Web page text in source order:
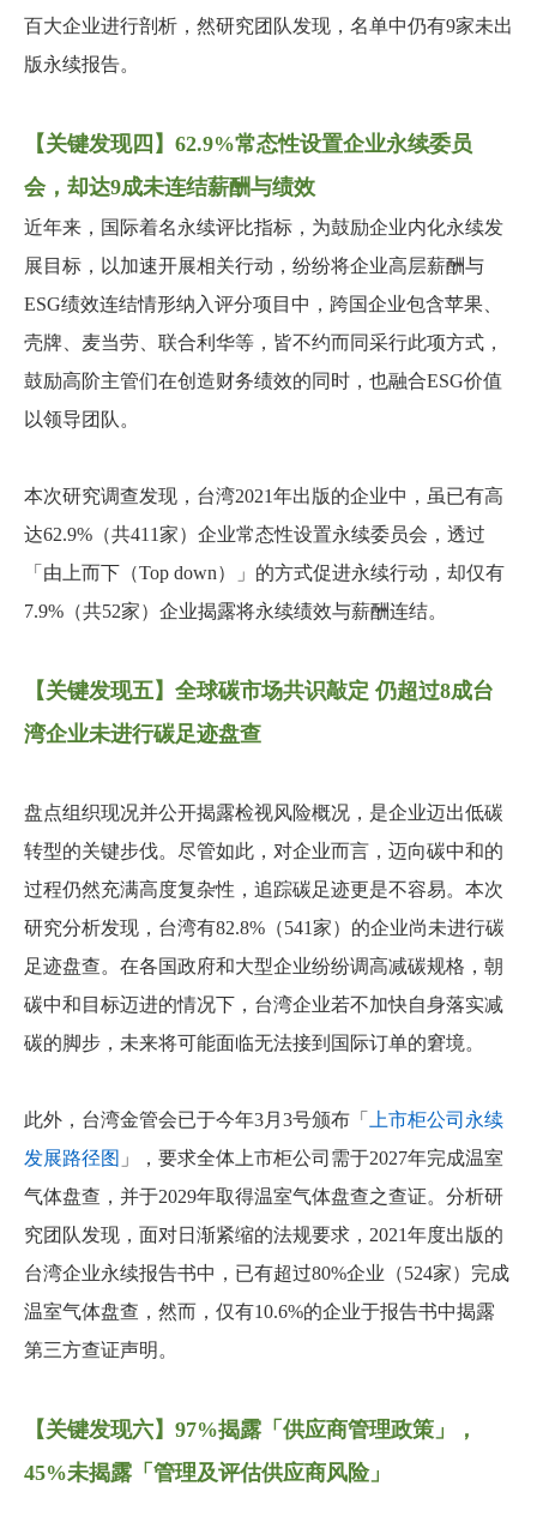
百大企业进行剖析，然研究团队发现，名单中仍有9家未出
版永续报告。
【关键发现四】62.9%常态性设置企业永续委员
会，却达9成未连结薪酬与绩效
近年来，国际着名永续评比指标，为鼓励企业内化永续发
展目标，以加速开展相关行动，纷纷将企业高层薪酬与
ESG绩效连结情形纳入评分项目中，跨国企业包含苹果、
壳牌、麦当劳、联合利华等，皆不约而同采行此项方式，
鼓励高阶主管们在创造财务绩效的同时，也融合ESG价值
以领导团队。
本次研究调查发现，台湾2021年出版的企业中，虽已有高
达62.9%（共411家）企业常态性设置永续委员会，透过
「由上而下（Top down）」的方式促进永续行动，却仅有
7.9%（共52家）企业揭露将永续绩效与薪酬连结。
【关键发现五】全球碳市场共识敲定 仍超过8成台
湾企业未进行碳足迹盘查
盘点组织现况并公开揭露检视风险概况，是企业迈出低碳
转型的关键步伐。尽管如此，对企业而言，迈向碳中和的
过程仍然充满高度复杂性，追踪碳足迹更是不容易。本次
研究分析发现，台湾有82.8%（541家）的企业尚未进行碳
足迹盘查。在各国政府和大型企业纷纷调高减碳规格，朝
碳中和目标迈进的情况下，台湾企业若不加快自身落实减
碳的脚步，未来将可能面临无法接到国际订单的窘境。
此外，台湾金管会已于今年3月3号颁布「
上市柜公司永续
发展路径图 」，要求全体上市柜公司需于2027年完成温室
气体盘查，并于2029年取得温室气体盘查之查证。分析研
究团队发现，面对日渐紧缩的法规要求，2021年度出版的
台湾企业永续报告书中，已有超过80%企业（524家）完成
温室气体盘查，然而，仅有10.6%的企业于报告书中揭露
第三方查证声明。
【关键发现六】97%揭露「供应商管理政策」，
45%未揭露「管理及评估供应商风险」